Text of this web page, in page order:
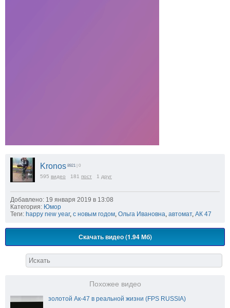
Kronos 8921 | 0
595 видео 181 пост 1 друг
Добавлено: 19 января 2019 в 13:08
Категория: Юмор
Теги: happy new year, с новым годом Ольга Ивановна автомат, АК 47
Скачать видео (1.94 Мб)
Похожее видео
золотой Ак-47 в реальной жизни (FPS RUSSIA)